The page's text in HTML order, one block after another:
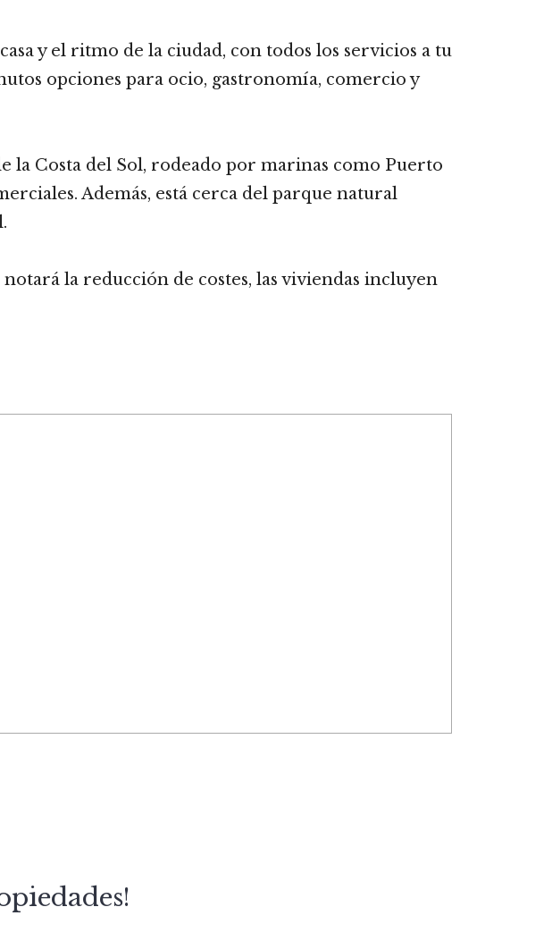
y el ritmo de la ciudad, con todos los servicios a tu
opciones para ocio, gastronomía, comercio y
la Costa del Sol, rodeado por marinas como Puerto
Además, está cerca del parque natural
la reducción de costes, las viviendas incluyen